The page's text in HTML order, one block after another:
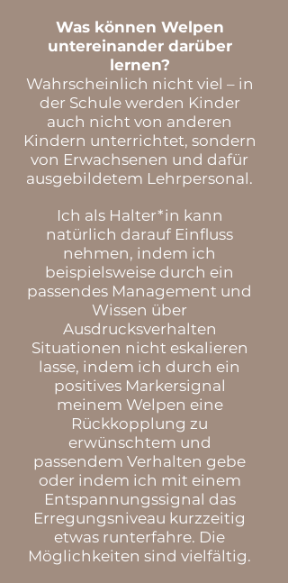
Was können Welpen
untereinander darüber
lernen?
Wahrscheinlich nicht viel – in
der Schule werden Kinder
auch nicht von anderen
Kindern unterrichtet, sondern
von Erwachsenen und dafür
ausgebildetem Lehrpersonal.
Ich als Halter*in kann
natürlich darauf Einfluss
nehmen, indem ich
beispielsweise durch ein
passendes Management und
Wissen über
Ausdrucksverhalten
Situationen nicht eskalieren
lasse, indem ich durch ein
positives Markersignal
meinem Welpen eine
Rückkopplung zu
erwünschtem und
passendem Verhalten gebe
oder indem ich mit einem
Entspannungssignal das
Erregungsniveau kurzzeitig
etwas runterfahre. Die
Möglichkeiten sind vielfältig.